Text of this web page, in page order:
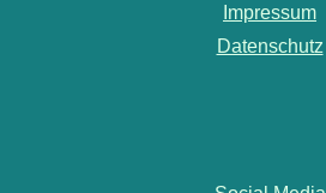
Impressum
Datenschutz